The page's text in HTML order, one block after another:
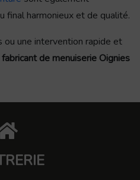
final harmonieux et de qualité.
ou une intervention rapide et
fabricant de menuiserie Oignies